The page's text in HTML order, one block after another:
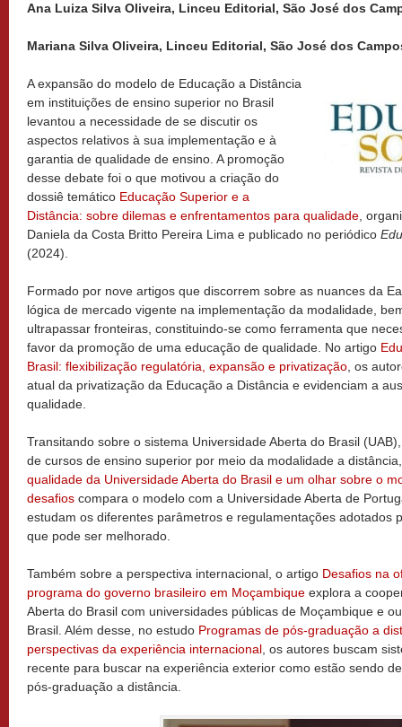
Ana Luiza Silva Oliveira, Linceu Editorial, São José dos
Mariana Silva Oliveira, Linceu Editorial, São José dos
A expansão do modelo de Educação a Distância
em instituições de ensino superior no Brasil
levantou a necessidade de se discutir os
aspectos relativos à sua implementação e à
garantia de qualidade de ensino. A promoção
desse debate foi o que motivou a criação do
dossiê temático Educação Superior e a
Distância: sobre dilemas e enfrentamentos para qualidade ,
Daniela da Costa Britto Pereira Lima e publicado no periódico
(2024).
Formado por nove artigos que discorrem sobre as nuances da
lógica de mercado vigente na implementação da modalidade,
ultrapassar fronteiras, constituindo-se como ferramenta que
favor da promoção de uma educação de qualidade. No artigo
Brasil: flexibilização regulatória, expansão e privatização , os
atual da privatização da Educação a Distância e evidenciam a
qualidade.
Transitando sobre o sistema Universidade Aberta do Brasil
de cursos de ensino superior por meio da modalidade a
qualidade da Universidade Aberta do Brasil e um olhar sobre o
desafios compara o modelo com a Universidade Aberta de
estudam os diferentes parâmetros e regulamentações adotados
que pode ser melhorado.
Também sobre a perspectiva internacional, o artigo Desafios na
programa do governo brasileiro em Moçambique explora a
Aberta do Brasil com universidades públicas de Moçambique e
Brasil. Além desse, no estudo Programas de pós-graduação a
perspectivas da experiência internacional , os autores buscam
recente para buscar na experiência exterior como estão sendo
pós-graduação a distância.